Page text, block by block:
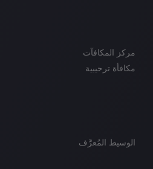
مركز المكافآت
مكافأة ترحيبية
الوسيط المُعرَّف